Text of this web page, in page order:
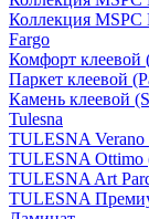
Коллекция
Fargo
Комфорт клеевой
Паркет клеевой
Камень клеевой
Tulesna
TULESNA Verano
TULESNA Ottimo
TULESNA Art
TULESNA